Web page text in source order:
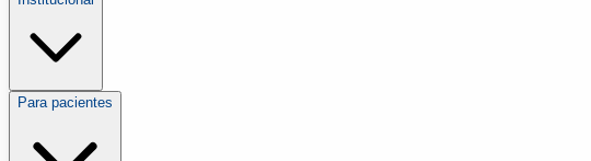
Para pacientes